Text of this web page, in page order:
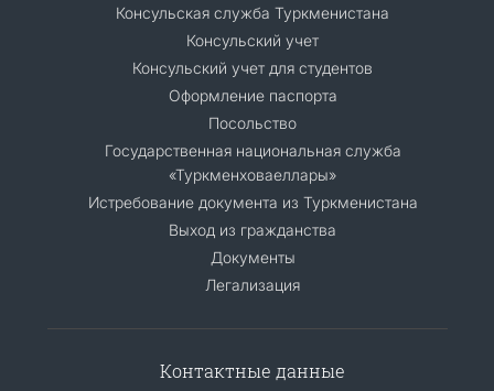
Консульская служба Туркменистана
Консульский учет
Консульский учет для студентов
Оформление паспорта
Посольство
Государственная национальная служба
«Туркменховаеллары»
Истребование документа из Туркменистана
Выход из гражданства
Документы
Легализация
Контактные данные